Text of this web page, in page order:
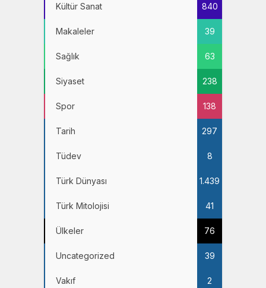
Kültür Sanat 840
Makaleler 39
Sağlık 63
Siyaset 238
Spor 138
Tarih 297
Tüdev 8
Türk Dünyası 1.439
Türk Mitolojisi 41
Ülkeler 76
Uncategorized 39
Vakıf 2